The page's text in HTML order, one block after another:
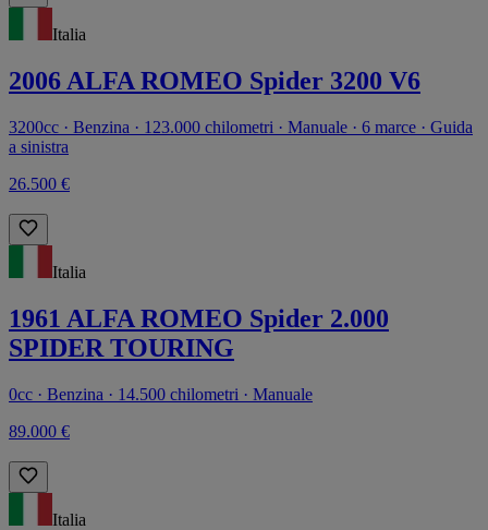
Italia
2006 ALFA ROMEO Spider 3200 V6
3200cc · Benzina · 123.000 chilometri · Manuale · 6 marce · Guida
a sinistra
26.500 €
Italia
1961 ALFA ROMEO Spider 2.000
SPIDER TOURING
0cc · Benzina · 14.500 chilometri · Manuale
89.000 €
Italia